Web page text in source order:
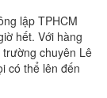
lập TPHCM
hết. Với hàng
chuyên Lê
có thể lên đến